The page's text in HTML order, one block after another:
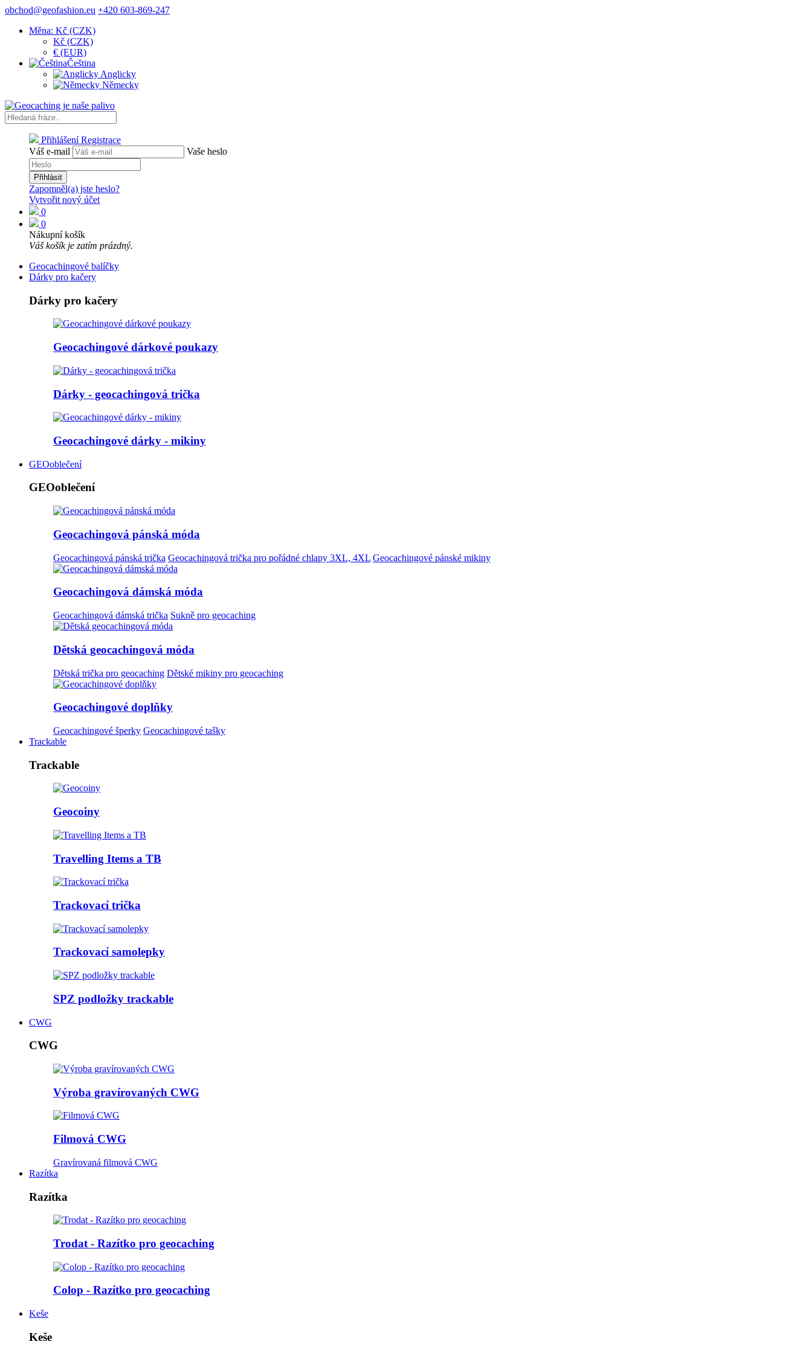
obchod@geofashion.eu +420 603-869-247
Měna: Kč (CZK)
Kč (CZK)
€ (EUR)
Čeština
Anglicky
Německy
Přihlášení Registrace
Váš e-mail
Vaše heslo
Přihlásit
Zapomněl(a) jste heslo?
Vytvořit nový účet
0
0
Nákupní košík
Váš košík je zatím prázdný.
Geocachingové balíčky
Dárky pro kačery
Dárky pro kačery
Geocachingové dárkové poukazy
Dárky - geocachingová trička
Geocachingové dárky - mikiny
GEOoblečení
GEOoblečení
Geocachingová pánská móda
Geocachingová pánská trička Geocachingová trička pro pořádné chlapy 3XL, 4XL Geocachingové pánské mikiny
Geocachingová dámská móda
Geocachingová dámská trička Sukně pro geocaching
Dětská geocachingová móda
Dětská trička pro geocaching Dětské mikiny pro geocaching
Geocachingové doplňky
Geocachingové šperky Geocachingové tašky
Trackable
Trackable
Geocoiny
Travelling Items a TB
Trackovací trička
Trackovací samolepky
SPZ podložky trackable
CWG
CWG
Výroba gravírovaných CWG
Filmová CWG
Gravírovaná filmová CWG
Razítka
Razítka
Trodat - Razítko pro geocaching
Colop - Razítko pro geocaching
Keše
Keše